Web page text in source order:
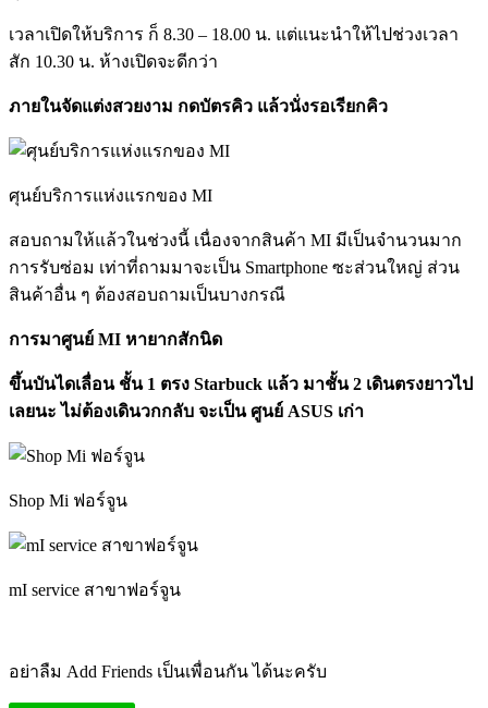
เวลาเปิดให้บริการ ก็ 8.30 – 18.00 น. แต่แนะนำให้ไปช่วงเวลา
สัก 10.30 น. ห้างเปิดจะดีกว่า
ภายในจัดแต่งสวยงาม กดบัตรคิว แล้วนั่งรอเรียกคิว
ศุนย์บริการแห่งแรกของ MI
สอบถามให้แล้วในช่วงนี้ เนื่องจากสินค้า MI มีเป็นจำนวนมาก
การรับซ่อม เท่าที่ถามมาจะเป็น Smartphone ซะส่วนใหญ่ ส่วน
สินค้าอื่น ๆ ต้องสอบถามเป็นบางกรณี
การมาศูนย์ MI หายากสักนิด
ขึ้นบันไดเลื่อน ชั้น 1 ตรง Starbuck แล้ว มาชั้น 2 เดินตรงยาวไป
เลยนะ ไม่ต้องเดินวกกลับ จะเป็น ศูนย์ ASUS เก่า
Shop Mi ฟอร์จูน
mI service สาขาฟอร์จูน
อย่าลืม Add Friends เป็นเพื่อนกัน ได้นะครับ